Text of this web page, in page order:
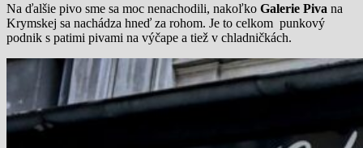
Na ďalšie pivo sme sa moc nenachodili, nakoľko Galerie Piva na
Krymskej sa nachádza hneď za rohom. Je to celkom punkový
podnik s patimi pivami na výčape a tiež v chladničkách.